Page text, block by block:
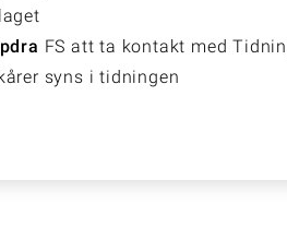
FS att ta kontakt med
syns i tidningen